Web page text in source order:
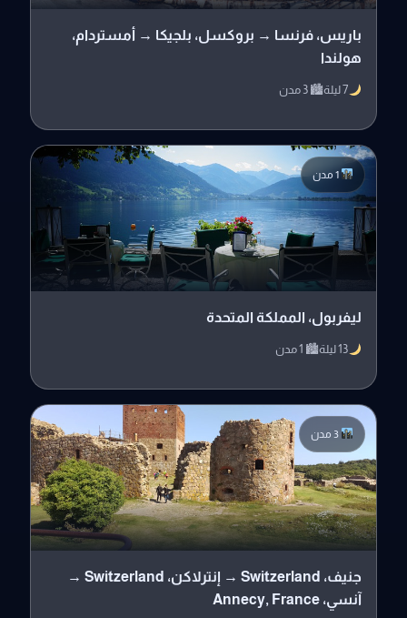
باريس، فرنسا → بروكسل، بلجيكا → أمستردام،
هولندا
7 ليلة 🏙 3 مدن
ليفربول، المملكة المتحدة
13 ليلة 🏙 1 مدن
جنيف، Switzerland → إنترلاكن، Switzerland →
آنسي، Annecy, France